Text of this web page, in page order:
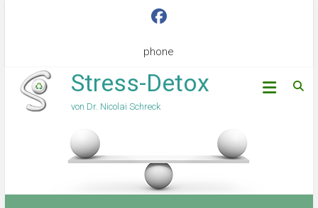
phone
Stress-Detox
von Dr. Nicolai Schreck